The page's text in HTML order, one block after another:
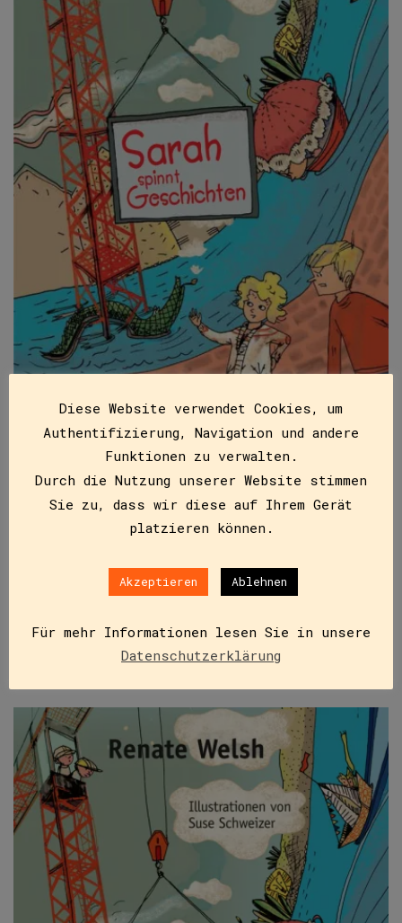
Sarah spinnt Geschichten
ISBN 9783851977493
11,95
Sarah kann kein Rad schlagen, und ordentlich pfeifen
einer neuen Klasse, und Gustl, der Grobian, macht…
IN DEN WARENKORB
Diese Website verwendet Cookies, um
Authentifizierung, Navigation und andere
Funktionen zu verwalten.
Durch die Nutzung unserer Website stimmen
Sie zu, dass wir diese auf Ihrem Gerät
platzieren können.
Akzeptieren Ablehnen
Für mehr Informationen lesen Sie in unsere
Datenschutzerklärung